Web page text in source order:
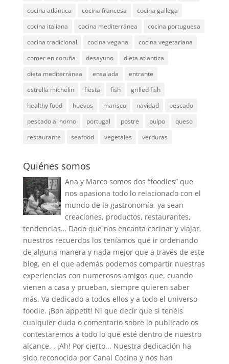
cocina atlántica
cocina francesa
cocina gallega
cocina italiana
cocina mediterránea
cocina portuguesa
cocina tradicional
cocina vegana
cocina vegetariana
comer en coruña
desayuno
dieta atlantica
dieta mediterránea
ensalada
entrante
estrella michelin
fiesta fish
grilled fish
healthy food
huevos marisco navidad
pescado
pescado al horno
portugal postre pulpo
queso
restaurante
seafood vegetales verduras
Quiénes somos
Ana y Marco somos dos “foodies” que
nos apasiona todo lo relacionado con el
mundo de la gastronomía, ya sean
creaciones, productos, restaurantes,
tendencias… Dado que nos encanta cocinar y viajar,
nuestros recuerdos los teníamos que ir ordenando
de alguna manera y nada mejor que a través de este
blog, en el que además podemos compartir nuestras
experiencias con numerosos amigos que, cuando
vienen a casa y prueban, siempre quieren saber
más. Va dedicado a todos ellos y a todo el universo
foodie. ¡Bon appetit! Ni que decir que si tenéis
cualquier duda o comentario sobre lo publicado os
contestaremos a todo lo que esté dentro de nuestro
alcance. . ¡Ah! Por cierto... Nuestra dedicación ha
sido reconocida por Canal Cocina y nos han